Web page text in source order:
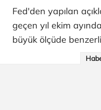
Fed'den yapılan
geçen yıl ekim
büyük ölçüde